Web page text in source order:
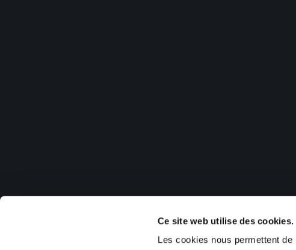
Ce site web utilise des cookies.
Les cookies nous permettent